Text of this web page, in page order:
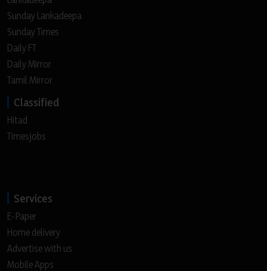
Sunday Lankadeepa
Sunday Times
Daily FT
Daily Mirror
Tamil Mirror
Classified
Hitad
Timesjobs
Services
E-Paper
Home delivery
Advertise with us
Mobile Apps